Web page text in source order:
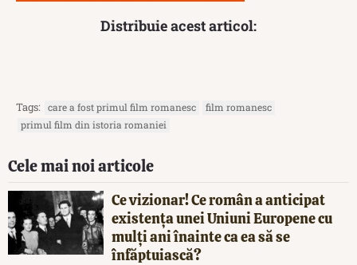
Distribuie acest articol:
Tags: care a fost primul film romanesc
film romanesc
primul film din istoria romaniei
Cele mai noi articole
Ce vizionar! Ce român a anticipat
existența unei Uniuni Europene cu
mulți ani înainte ca ea să se
înfăptuiască?